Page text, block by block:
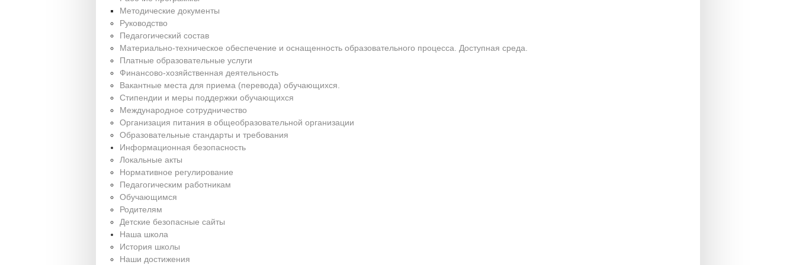
Методические документы
Руководство
Педагогический состав
Материально-техническое обеспечение и оснащенность образовательного процесса. Доступная среда.
Платные образовательные услуги
Финансово-хозяйственная деятельность
Вакантные места для приема (перевода) обучающихся.
Стипендии и меры поддержки обучающихся
Международное сотрудничество
Организация питания в общеобразовательной организации
Образовательные стандарты и требования
Информационная безопасность
Локальные акты
Нормативное регулирование
Педагогическим работникам
Обучающимся
Родителям
Детские безопасные сайты
Наша школа
История школы
Наши достижения